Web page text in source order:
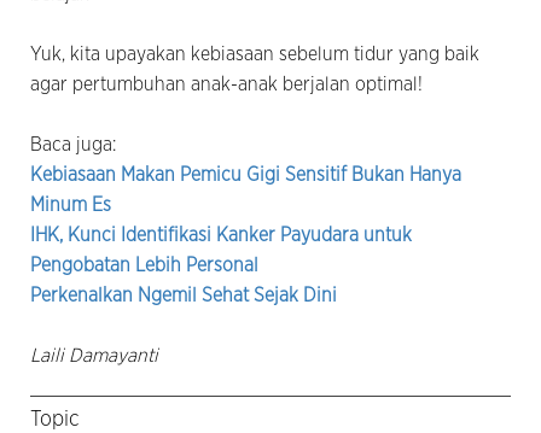
Yuk, kita upayakan kebiasaan sebelum tidur yang baik
agar pertumbuhan anak-anak berjalan optimal!
Baca juga:
Kebiasaan Makan Pemicu Gigi Sensitif Bukan Hanya
Minum Es
IHK, Kunci Identifikasi Kanker Payudara untuk
Pengobatan Lebih Personal
Perkenalkan Ngemil Sehat Sejak Dini
Laili Damayanti
Topic